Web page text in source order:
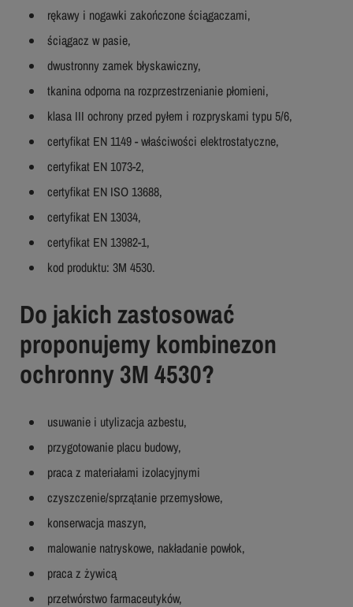
rękawy i nogawki zakończone ściągaczami,
ściągacz w pasie,
dwustronny zamek błyskawiczny,
tkanina odporna na rozprzestrzenianie płomieni,
klasa III ochrony przed pyłem i rozpryskami typu 5/6,
certyfikat EN 1149 - właściwości elektrostatyczne,
certyfikat EN 1073-2,
certyfikat EN ISO 13688,
certyfikat EN 13034,
certyfikat EN 13982-1,
kod produktu: 3M 4530.
Do jakich zastosować
proponujemy kombinezon
ochronny 3M 4530?
usuwanie i utylizacja azbestu,
przygotowanie placu budowy,
praca z materiałami izolacyjnymi
czyszczenie/sprzątanie przemysłowe,
konserwacja maszyn,
malowanie natryskowe, nakładanie powłok,
praca z żywicą
przetwórstwo farmaceutyków,